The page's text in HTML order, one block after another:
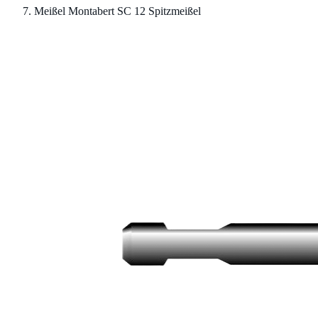
Meißel Montabert SC 12 Spitzmeißel